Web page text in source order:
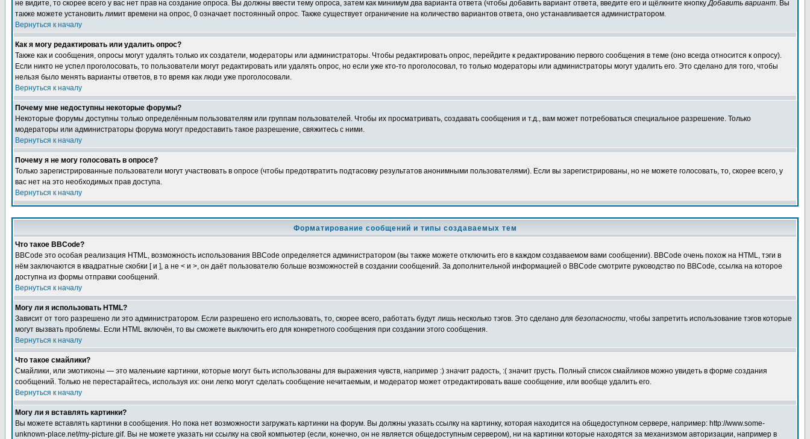
не видите, то скорее всего у вас нет прав на создание опроса. Вы должны ввести тему опроса, затем как минимум два варианта ответа (чтобы добавить вариант ответа, введите его и щёлкните кнопкуДобавить вариант. Вы
также можете установить лимит времени на опрос, 0 означает постоянный опрос. Также существует ограничение на количество вариантов ответа, оно устанавливается администратором.
Вернуться к началу
Как я могу редактировать или удалить опрос?
Также как и сообщения, опросы могут удалять только их создатели, модераторы или администраторы. Чтобы редактировать опрос, перейдите к редактированию первого сообщения в теме (оно всегда относится к опросу).
Если никто не успел проголосовать, то пользователи могут редактировать или удалять опрос, но если уже кто-то проголосовал, то только модераторы или администраторы могут удалить его. Это сделано для того, чтобы
нельзя было менять варианты ответов, в то время как люди уже проголосовали.
Вернуться к началу
Почему мне недоступны некоторые форумы?
Некоторые форумы доступны только определённым пользователям или группам пользователей. Чтобы их просматривать, создавать сообщения и т.д., вам может потребоваться специальное разрешение. Только
модераторы или администраторы форума могут предоставить такое разрешение, свяжитесь с ними.
Вернуться к началу
Почему я не могу голосовать в опросе?
Только зарегистрированные пользователи могут участвовать в опросе (чтобы предотвратить подтасовку результатов анонимными пользователями). Если вы зарегистрированы, но не можете голосовать, то, скорее всего, у
вас нет на это необходимых прав доступа.
Вернуться к началу
Форматирование сообщений и типы создаваемых тем
Что такое BBCode?
BBCode это особая реализация HTML, возможность использования BBCode определяется администратором (вы также можете отключить его в каждом создаваемом вами сообщении). BBCode очень похож на HTML, тэги в
нём заключаются в квадратные скобки [ и ], а не < и >, он даёт пользователю больше возможностей в создании сообщений. За дополнительной информацией о BBCode смотрите руководство по BBCode, ссылка на которое
доступна из формы отправки сообщений.
Вернуться к началу
Могу ли я использовать HTML?
Зависит от того разрешено ли это администратором. Если разрешено его использовать, то, скорее всего, работать будут лишь несколько тэгов. Это сделано для безопасности, чтобы запретить использование тэгов которые
могут вызвать проблемы. Если HTML включён, то вы сможете выключить его для конкретного сообщения при создании этого сообщения.
Вернуться к началу
Что такое смайлики?
Смайлики, или эмотиконы — это маленькие картинки, которые могут быть использованы для выражения чувств, например :) значит радость, :( значит грусть. Полный список смайликов можно увидеть в форме создания
сообщений. Только не перестарайтесь, используя их: они легко могут сделать сообщение нечитаемым, и модератор может отредактировать ваше сообщение, или вообще удалить его.
Вернуться к началу
Могу ли я вставлять картинки?
Вы можете вставлять картинки в сообщения. Но пока нет возможности загружать картинки на форум. Вы должны указать ссылку на картинку, которая находится на общедоступном сервере, например: http://www.some-
unknown-place.net/my-picture.gif. Вы не можете указать ни ссылку на свой компьютер (если, конечно, он не является общедоступным сервером), ни на картинки которые находятся за механизмом авторизации, например в